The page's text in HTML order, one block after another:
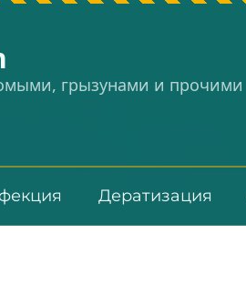
грызунами и прочими
Дератизация